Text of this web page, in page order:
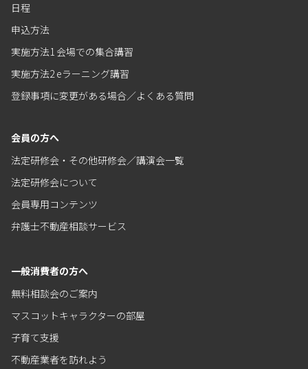
日程
申込方法
実施方法1 会場での集合講習
実施方法2 eラーニング講習
登録事項に変更がある場合／よくある質問
会員の方へ
法定研修会・その他研修会／講演会一覧
法定研修会について
会員専用コンテンツ
弁護士不動産相談サービス
一般消費者の方へ
無料相談会のご案内
マスコットキャラクターの部屋
子育て支援
不動産業者を訪れよう